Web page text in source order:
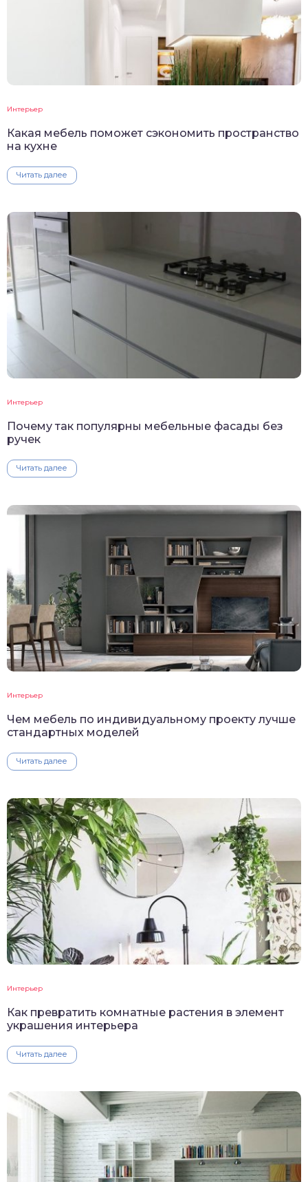
Интерьер
Какая мебель поможет сэкономить пространство
на кухне
Читать далее
Интерьер
Почему так популярны мебельные фасады без
ручек
Читать далее
Интерьер
Чем мебель по индивидуальному проекту лучше
стандартных моделей
Читать далее
Интерьер
Как превратить комнатные растения в элемент
украшения интерьера
Читать далее